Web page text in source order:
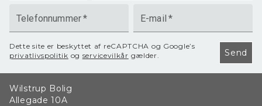
Telefonnummer* E-mail *
Dette site er beskyttet af reCAPTCHA og Google’s
privatlivspolitik og servicevilkår gælder. Send
Wilstrup Bolig
Allegade 10A